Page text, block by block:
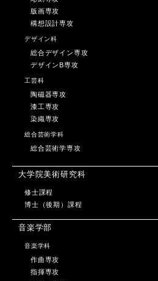
版画専攻
構想設計専攻
デザイン科
総合デザイン専攻
デザインB専攻
工芸科
陶磁器専攻
漆工専攻
染織専攻
総合芸術学科
総合芸術学専攻
大学院美術研究科
修士課程
博士（後期）課程
音楽学部
音楽学科
作曲専攻
指揮専攻